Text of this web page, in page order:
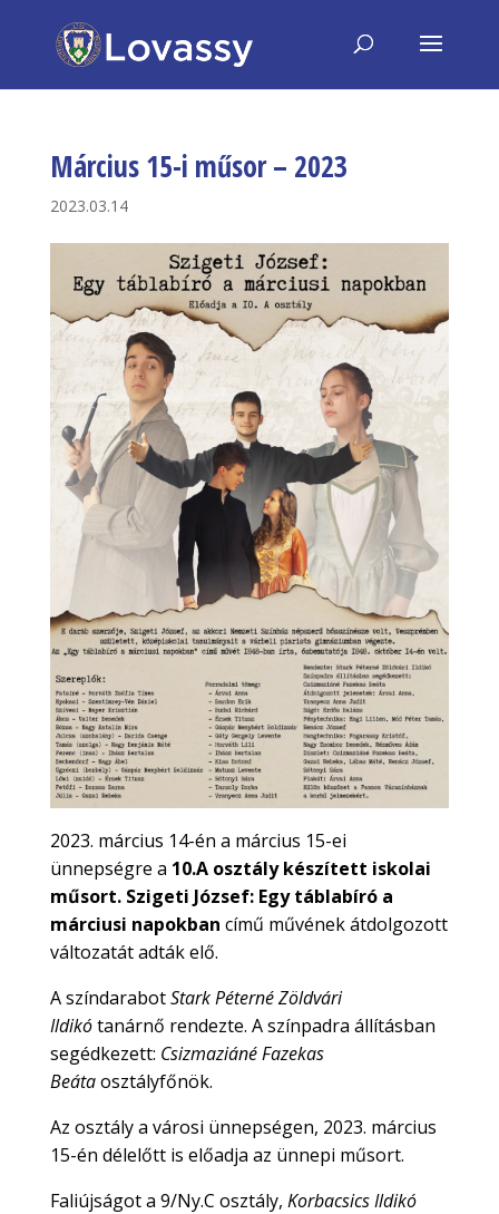
Március 15-i műsor – 2023
2023.03.14
2023. március 14-én a március 15-ei
ünnepségre a 10.A osztály készített iskolai
műsort. Szigeti József: Egy táblabíró a
márciusi napokban című művének átdolgozott
változatát adták elő.
A színdarabotStark Péterné Zöldvári
Ildikótanárnő rendezte. A színpadra állításban
segédkezett: Csizmaziáné Fazekas
Beátaosztályfőnök.
Az osztály a városi ünnepségen, 2023. március
15-én délelőtt is előadja az ünnepi műsort.
Faliújságot a 9/Ny.C osztály, Korbacsics Ildikó